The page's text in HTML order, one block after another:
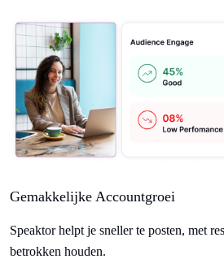
Gemakkelijke Accountgroei
Speaktor helpt je sneller te posten, met
betrokken houden.